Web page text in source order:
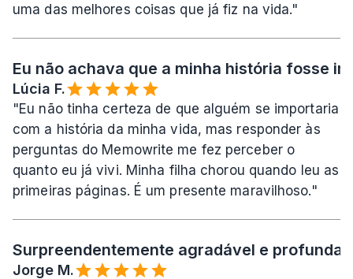
uma das melhores coisas que já fiz na vida."
Eu não achava que a minha história fosse
Lúcia F.
"Eu não tinha certeza de que alguém se importaria
com a história da minha vida, mas responder às
perguntas do Memowrite me fez perceber o
quanto eu já vivi. Minha filha chorou quando leu as
primeiras páginas. É um presente maravilhoso."
Surpreendentemente agradável e
Jorge M.